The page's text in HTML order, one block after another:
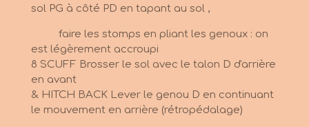
sol PG à côté PD en tapant au sol ,
faire les stomps en pliant les genoux : on
est légèrement accroupi
8 SCUFF Brosser le sol avec le talon D d'arrière
en avant
& HITCH BACK Lever le genou D en continuant
le mouvement en arrière (rétropédalage)